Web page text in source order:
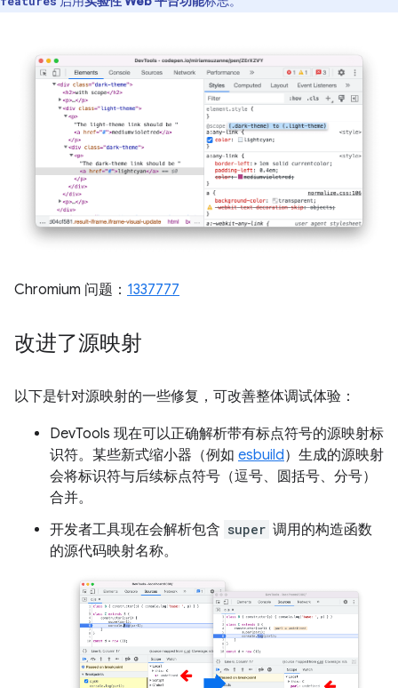
Chromium 问题： 1337777
改进了源映射
以下是针对源映射的一些修复，可改善整体调试体验：
DevTools 现在可以正确解析带有标点符号的源映射标
识符。某些新式缩小器（例如 esbuild）生成的源映射
会将标识符与后续标点符号（逗号、圆括号、分号）
合并。
开发者工具现在会解析包含 super 调用的构造函数
的源代码映射名称。